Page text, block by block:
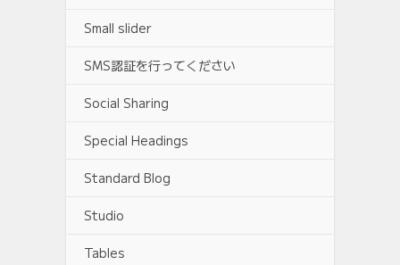
Small slider
SMS認証を行ってください
Social Sharing
Special Headings
Standard Blog
Studio
Tables